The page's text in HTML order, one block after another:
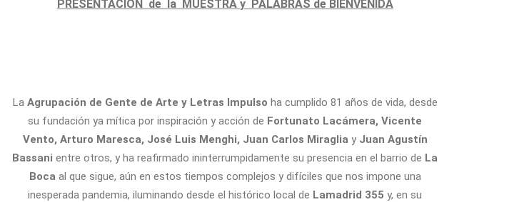
PRESENTACION de la MUESTRA y PALABRAS de BIENVENIDA
La Agrupación de Gente de Arte y Letras Impulso ha cumplido 81 años de vida, desde
su fundación ya mítica por inspiración y acción de Fortunato Lacámera, Vicente
Vento, Arturo Maresca, José Luis Menghi, Juan Carlos Miraglia y Juan Agustín
Bassani entre otros, y ha reafirmado ininterrumpidamente su presencia en el barrio de La
Boca al que sigue, aún en estos tiempos complejos y difíciles que nos impone una
inesperada pandemia, iluminando desde el histórico local de Lamadrid 355 y, en su